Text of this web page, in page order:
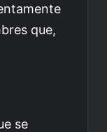
que,
se